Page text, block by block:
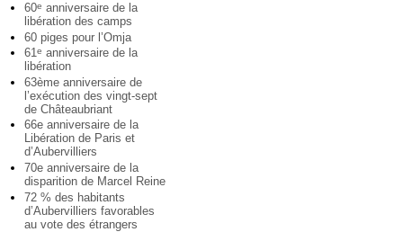
60e anniversaire de la
libération des camps
60 piges pour l’Omja
61e anniversaire de la
libération
63ème anniversaire de
l’exécution des vingt-sept
de Châteaubriant
66e anniversaire de la
Libération de Paris et
d’Aubervilliers
70e anniversaire de la
disparition de Marcel Reine
72 % des habitants
d’Aubervilliers favorables
au vote des étrangers